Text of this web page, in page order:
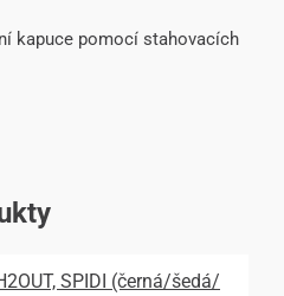
kapuce pomocí stahovacích
SPIDI (černá/šedá/